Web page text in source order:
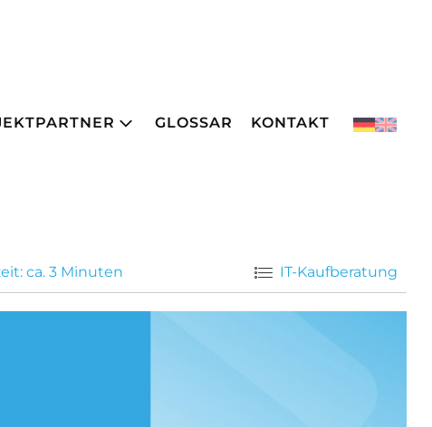
GLOSSAR KONTAKT
ca. 3 Minuten IT-Kaufberatung